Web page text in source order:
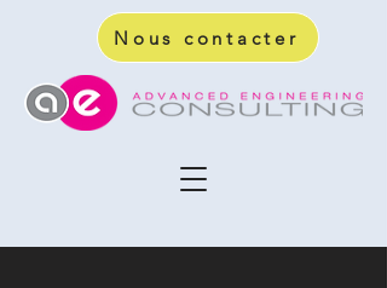
Nous contacter